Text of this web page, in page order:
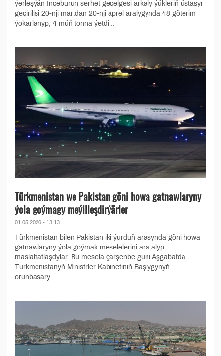
ýerleşýän Inçeburun serhet geçelgesi arkaly ýükleriň üstaşyr
geçirilişi 20-nji martdan 20-nji aprel aralygynda 48 göterim
ýokarlanyp, 4 müň tonna ýetdi...
Türkmenistan we Pakistan göni howa gatnawlaryny
ýola goýmagy meýilleşdirýärler
01.05.2026 - 13:13
Türkmenistan bilen Pakistan iki ýurduň arasynda göni howa
gatnawlaryny ýola goýmak meselelerini ara alyp
maslahatlaşdylar. Bu meselä çarşenbe güni Aşgabatda
Türkmenistanyň Ministrler Kabinetiniň Başlygynyň
orunbasary...